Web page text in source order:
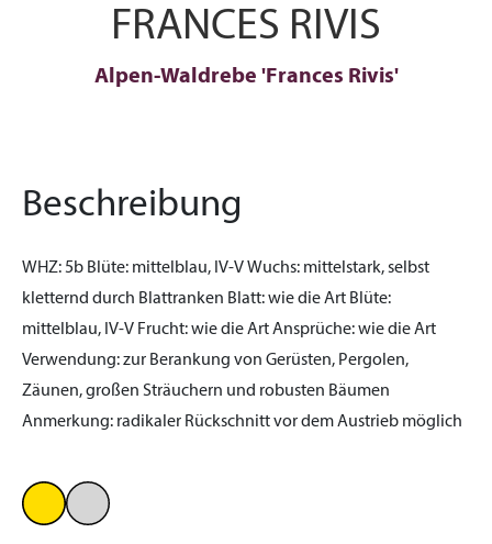
FRANCES RIVIS
Alpen-Waldrebe 'Frances Rivis'
Beschreibung
WHZ:5b Blüte: mittelblau, IV-VWuchs: mittelstark, selbst
kletternd durch Blattranken Blatt:wie die Art Blüte:
mittelblau, IV-V Frucht:wie die ArtAnsprüche:wie die Art
Verwendung:zur Berankung von Gerüsten, Pergolen,
Zäunen, großen Sträuchern und robusten Bäumen
Anmerkung: radikaler Rückschnitt vor dem Austrieb möglich